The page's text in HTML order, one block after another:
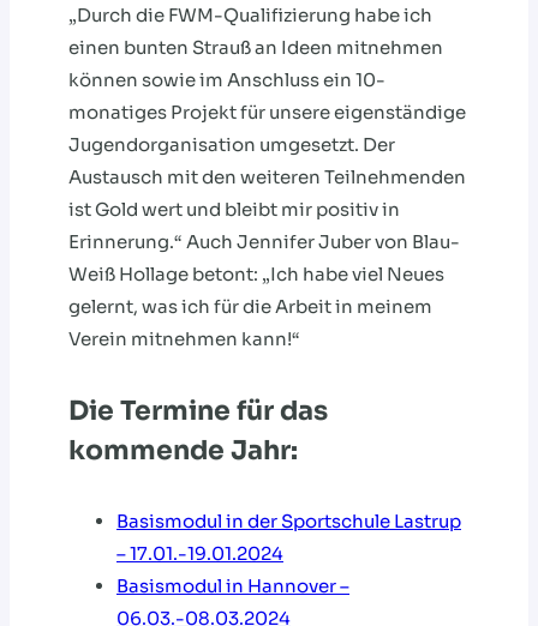
„Durch die FWM-Qualifizierung habe ich
einen bunten Strauß an Ideen mitnehmen
können sowie im Anschluss ein 10-
monatiges Projekt für unsere eigenständige
Jugendorganisation umgesetzt. Der
Austausch mit den weiteren Teilnehmenden
ist Gold wert und bleibt mir positiv in
Erinnerung.“ Auch Jennifer Juber von Blau-
Weiß Hollage betont: „Ich habe viel Neues
gelernt, was ich für die Arbeit in meinem
Verein mitnehmen kann!“
Die Termine für das
kommende Jahr:
Basismodul in der Sportschule Lastrup
– 17.01.-19.01.2024
Basismodul in Hannover –
06.03.-08.03.2024